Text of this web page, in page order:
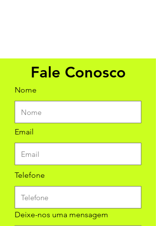
Fale Conosco
Nome
Email
Telefone
Deixe-nos uma mensagem